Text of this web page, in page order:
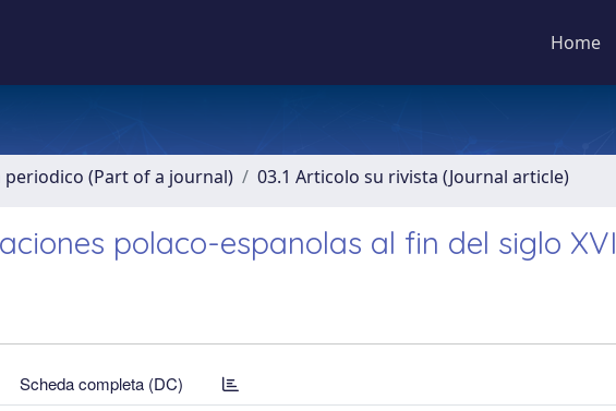
Home
(Part of a journal) 03.1 Articolo su rivista (Journal article)
polaco-espanolas al fin del siglo XVI
Scheda completa (DC)